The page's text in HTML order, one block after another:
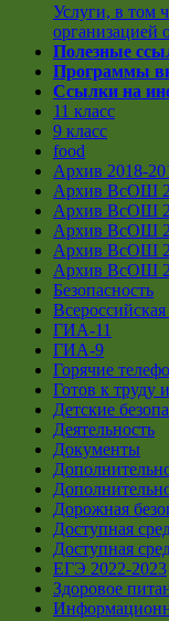
Услуги, в том
организацией
Полезные
Программы
Ссылки на
11 класс
9 класс
food
Архив 2018-
Архив ВсОШ
Архив ВсОШ
Архив ВсОШ
Архив ВсОШ
Архив ВсОШ
Безопасность
ГИА-11
ГИА-9
Горячие
Готов к труду
Детские
Деятельность
Документы
Дорожная
Доступная
Доступная
ЕГЭ 2022-2023
Здоровое